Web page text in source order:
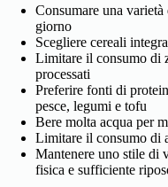
Consumare una
giorno
Scegliere cereali
Limitare il consumo di
processati
Preferire fonti di
pesce, legumi e tofu
Bere molta acqua per
Limitare il consumo di
Mantenere uno stile di
fisica e sufficiente